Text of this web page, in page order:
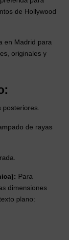
de Hollywood
en Madrid para
originales y
de rayas
Para
dimensiones
plano: